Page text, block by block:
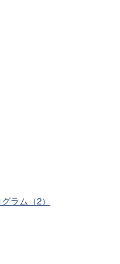
ラム（2）